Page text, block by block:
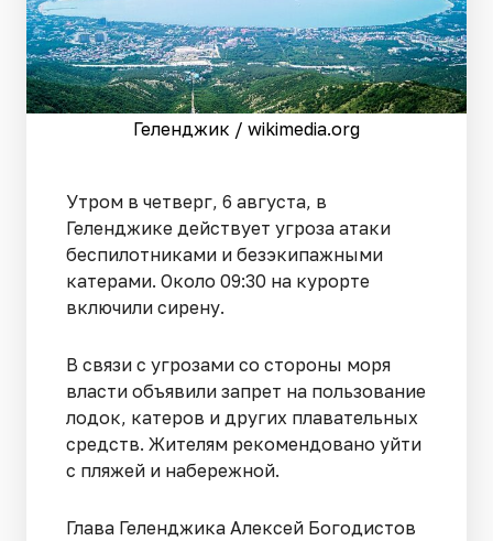
Геленджик / wikimedia.org
Утром в четверг, 6 августа, в
Геленджике действует угроза атаки
беспилотниками и безэкипажными
катерами. Около 09:30 на курорте
включили сирену.
В связи с угрозами со стороны моря
власти объявили запрет на пользование
лодок, катеров и других плавательных
средств. Жителям рекомендовано уйти
с пляжей и набережной.
Глава Геленджика Алексей Богодистов